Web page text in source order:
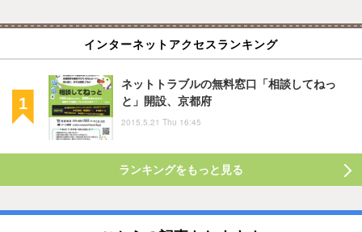
インターネットアクセスランキング
ネットトラブルの無料窓口「相談してねっ
と」開設、京都府
2015.5.21 Thu 16:45
ランキングをもっと見る